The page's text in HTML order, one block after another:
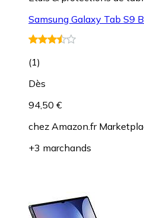
Samsung Galaxy Tab S9
(1)
Dès
94,50 €
chez Amazon.fr
+3 marchands